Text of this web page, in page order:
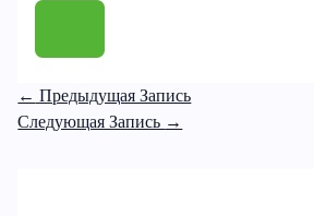
← Предыдущая Запись
Следующая Запись →